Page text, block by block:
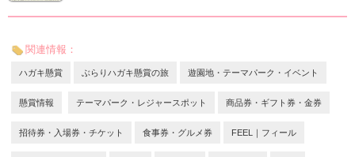
関連情報：
ハガキ懸賞 ぶらりハガキ懸賞の旅 遊園地・テーマパーク・イベント
懸賞情報 テーマパーク・レジャースポット 商品券・ギフト券・金券
招待券・入場券・チケット 食事券・グルメ券 FEEL｜フィール